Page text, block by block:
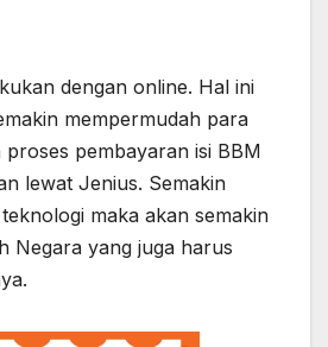
dengan online. Hal ini
mempermudah para
proses pembayaran isi BBM
lewat Jenius. Semakin
maka akan semakin
Negara yang juga harus